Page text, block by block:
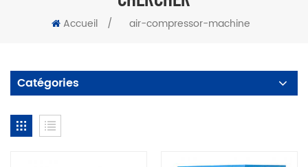
Accueil / air-compressor-machine
Catégories